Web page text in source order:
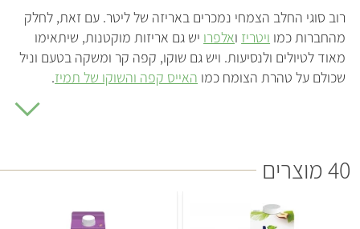
רוב סוגי החלב הצמחי נמכרים באריזה של ליטר. עם זאת, לחלק
מהחברות כמו ויטריז ואלפרו יש גם אריזות מוקטנות, שיתאימו
מאוד לטיולים ולנסיעות. ויש גם שוקו, קפה קר ומשקה בטעם וניל
שכולם על טהרת הצומח כמו האייס קפה והשוקו של תמיז.
מותגים רבים השיקו גם סדרות בריסטה עם משקאות חלב צמחי
צמחי עשיר בחלבון עם אחוזי שומן גבוהים יחסית (בדרך כלל חלב
לפעמים לוקח זמן למצוא חלב צמחי שטעים לך. הטעם של
40 מוצרים